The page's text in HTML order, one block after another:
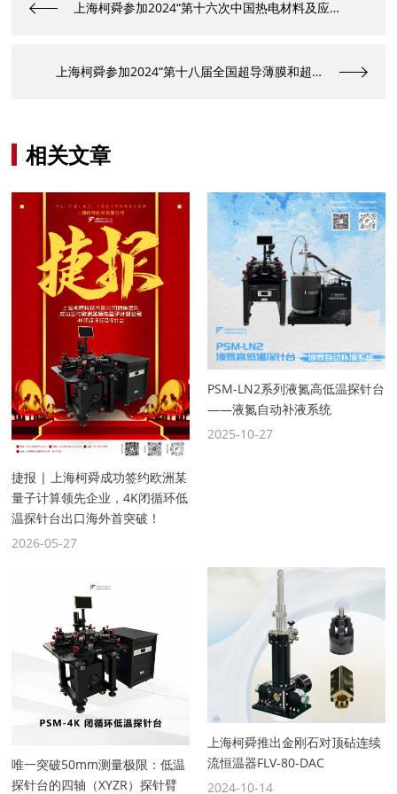
上海柯舜参加2024“第十六次中国热电材料及应用学术会”
上海柯舜参加2024“第十八届全国超导薄膜和超导电子器件学术研讨会”
相关文章
捷报 | 上海柯舜成功签约欧洲某
量子计算领先企业，4K闭循环低
温探针台出口海外首突破！
2026-05-27
PSM-LN2系列液氮高低温探针台
——液氮自动补液系统
2025-10-27
唯一突破50mm测量极限：低温
探针台的四轴（XYZR）探针臂
上海柯舜推出金刚石对顶砧连续
流恒温器FLV-80-DAC
2024-10-14